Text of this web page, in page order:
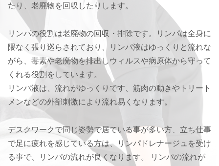
たり、老廃物を回収したりします。
リンパの役割は老廃物の回収・排除です。リンパは全身に
隈なく張り巡らされており、リンパ液はゆっくりと流れな
がら、毒素や老廃物を排出しウィルスや病原体から守って
くれる役割をしています。
リンパ液は、流れがゆっくりです、筋肉の動きやトリート
メンなどの外部刺激により流れ易くなります。
デスクワークで同じ姿勢で居ている事が多い方、立ち仕事
で足に疲れを感じている方は、リンパドレナージュを受け
る事で、リンパの流れが良くなります。 リンパの流れが